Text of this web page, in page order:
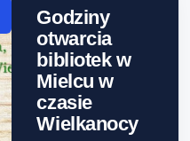
Godziny
otwarcia
bibliotek w
Mielcu w
czasie
Wielkanocy